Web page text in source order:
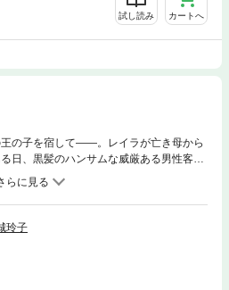
試し読み カートへ
の子を宿して――。レイラが亡き母から
日、黒髪のハンサムな威厳ある男性客が
・クロワの王、プレイボーイとして有名
な彼の熱い視線に、レイラは困惑した。
男性には絶対心を許してはだめ。だが翌
――高価なドレス、ディナー、プライベ
て思いがけない妊娠に気づき……。■愛
らないヒーローが、誰も愛さない理由を
玲子